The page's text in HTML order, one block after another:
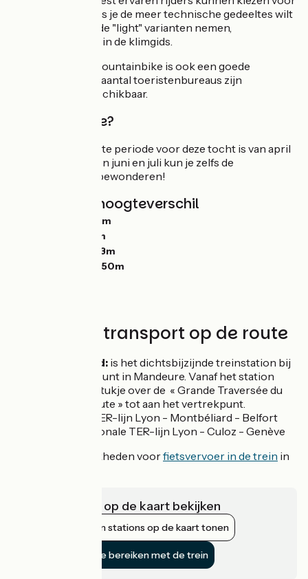
een Gravelbike. Als je de meer technische gedeeltes wilt
vermijden, kun je de "light" varianten nemen,
zoals beschreven in de klimgids.
Een elektrische mountainbike is ook een goede
oplossing, bij een aantal toeristenbureaus zijn
oplaadpunten beschikbaar.
Welke periode?
De meest geschikte periode voor deze tocht is van april
tot oktober. Tussen juni en juli kun je zelfs de
narcissenvelden bewonderen!
Hellingen en hoogteverschil
7889m
7986m
233m
1350m
Treinen en transport op de route
Montbéliard: is het dichtsbijzijnde treinstation bij
het vertrekpunt in Mandeure. Vanaf het station
fiets je een stukje over de « Grande Traversée du
Jura Fietsroute » tot aan het vertrekpunt.
Regionale TER-lijn Lyon - Montbéliard - Belfort
Regionale TER-lijn Lyon - Culoz - Genève
Bekijk de mogelijkheden voorfietsvervoer in de trein in
Infrastructuur op de kaart bekijken
Nabijgelegen stations op de kaart tonen
De fietsroute bereiken met de trein